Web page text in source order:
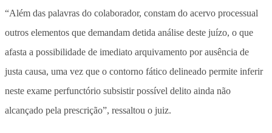
“Além das palavras do colaborador, constam do acervo processual
outros elementos que demandam detida análise deste juízo, o que
afasta a possibilidade de imediato arquivamento por ausência de
justa causa, uma vez que o contorno fático delineado permite inferir
neste exame perfunctório subsistir possível delito ainda não
alcançado pela prescrição”, ressaltou o juiz.